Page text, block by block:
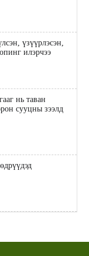
үзүүрлэсэн,
илэрчээ
нь таван
сууцны зээлд